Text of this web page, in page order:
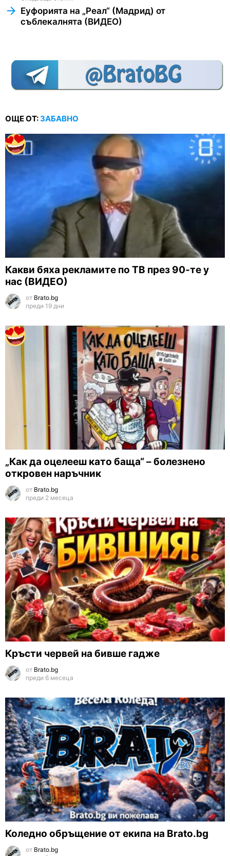
Еуфорията на „Реал“ (Мадрид) от
съблекалнята (ВИДЕО)
ОЩЕ ОТ:ЗАБАВНО
Какви бяха рекламите по ТВ през 90-те у
нас (ВИДЕО)
от Brato.bg
преди 19 дни
„Как да оцелееш като баща“ – болезнено
откровен наръчник
от Brato.bg
преди 2 месеца
Кръсти червей на бивше гадже
от Brato.bg
преди 6 месеца
Коледно обръщение от екипа на Brato.bg
от Brato.bg